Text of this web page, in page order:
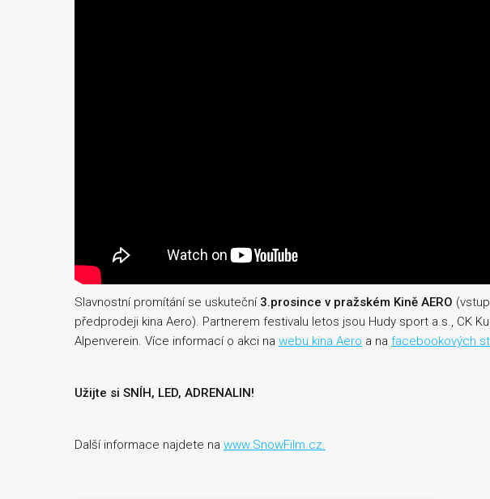
Slavnostní promítání se uskuteční 3.prosince v pražském Kině AERO
předprodeji kina Aero). Partnerem festivalu letos jsou Hudy sport a.s., CK
Alpenverein. Více informací o akci na webu kina Aero a na facebookových
Užijte si SNÍH, LED, ADRENALIN!
Další informace najdete na www.SnowFilm.cz.